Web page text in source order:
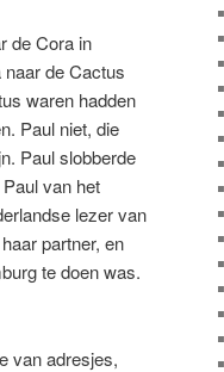
de Cora in
de Cactus
waren hadden
Paul niet, die
Paul slobberde
van het
lezer van
partner, en
te doen was.
van adresjes,